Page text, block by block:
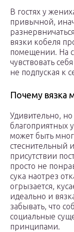
В гостях у
привычной,
вязки кобеля
помещении. На
чувствовать
не подпуская к
Почему вязка
Удивительно, но
благоприятных
может быть
стеснительный
присутствии
просто не
сука наотрез
огрызается,
идеально и
забывать, что
социальные
принципами.